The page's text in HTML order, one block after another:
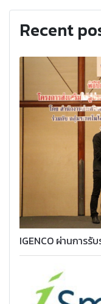
Recent
IGENCO ผ่านการรั